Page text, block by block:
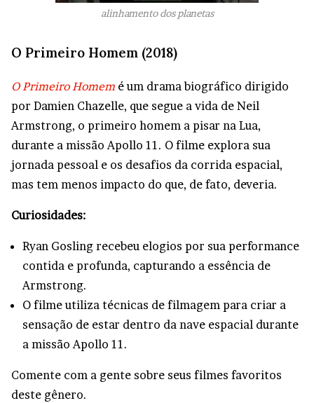
alinhamento dos planetas
O Primeiro Homem (2018)
O Primeiro Homem é um drama biográfico dirigido
por Damien Chazelle, que segue a vida de Neil
Armstrong, o primeiro homem a pisar na Lua,
durante a missão Apollo 11. O filme explora sua
jornada pessoal e os desafios da corrida espacial,
mas tem menos impacto do que, de fato, deveria.
Curiosidades:
Ryan Gosling recebeu elogios por sua performance
contida e profunda, capturando a essência de
Armstrong.
O filme utiliza técnicas de filmagem para criar a
sensação de estar dentro da nave espacial durante
a missão Apollo 11.
Comente com a gente sobre seus filmes favoritos
deste gênero.